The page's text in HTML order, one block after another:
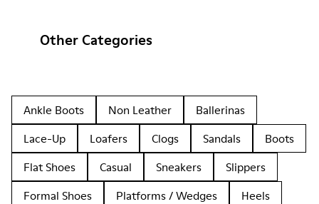
Other Categories
Ankle Boots Non Leather
Ballerinas
Lace-Up
Loafers Clogs Sandals
Boots
Flat Shoes
Casual Sneakers
Slippers
Formal Shoes
Platforms / Wedges Heels